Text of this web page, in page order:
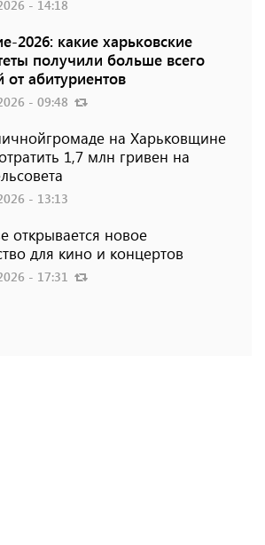
- 14:18
2026: какие харьковские
получили больше всего
от абитуриентов
- 09:48
на Харьковщине
1,7 млн ​​гривен на
- 13:13
открывается новое
для кино и концертов
- 17:31